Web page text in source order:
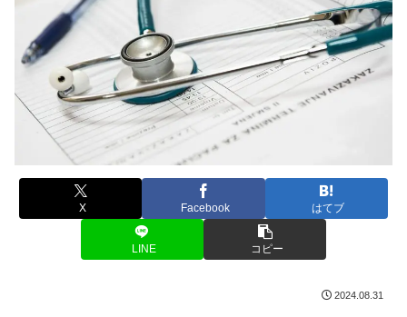
X Facebook はてブ
LINE コピー
2024.08.31